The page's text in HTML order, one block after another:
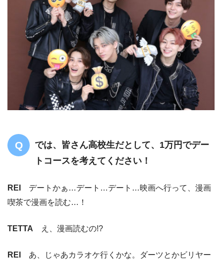
では、皆さん高校生だとして、1万円でデー
トコースを考えてください！
REI
デートかぁ…デート…デート…映画へ行って、漫画
喫茶で漫画を読む…！
TETTA え、漫画読むの!?
REI
あ、じゃあカラオケ行くかな。ダーツとかビリヤー